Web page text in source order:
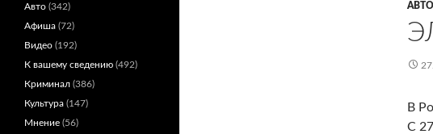
АВТО
В
С
Авто (342)
Афиша (72)
Видео (192)
К вашему сведению (492)
Криминал (386)
Культура (147)
Мнение (56)